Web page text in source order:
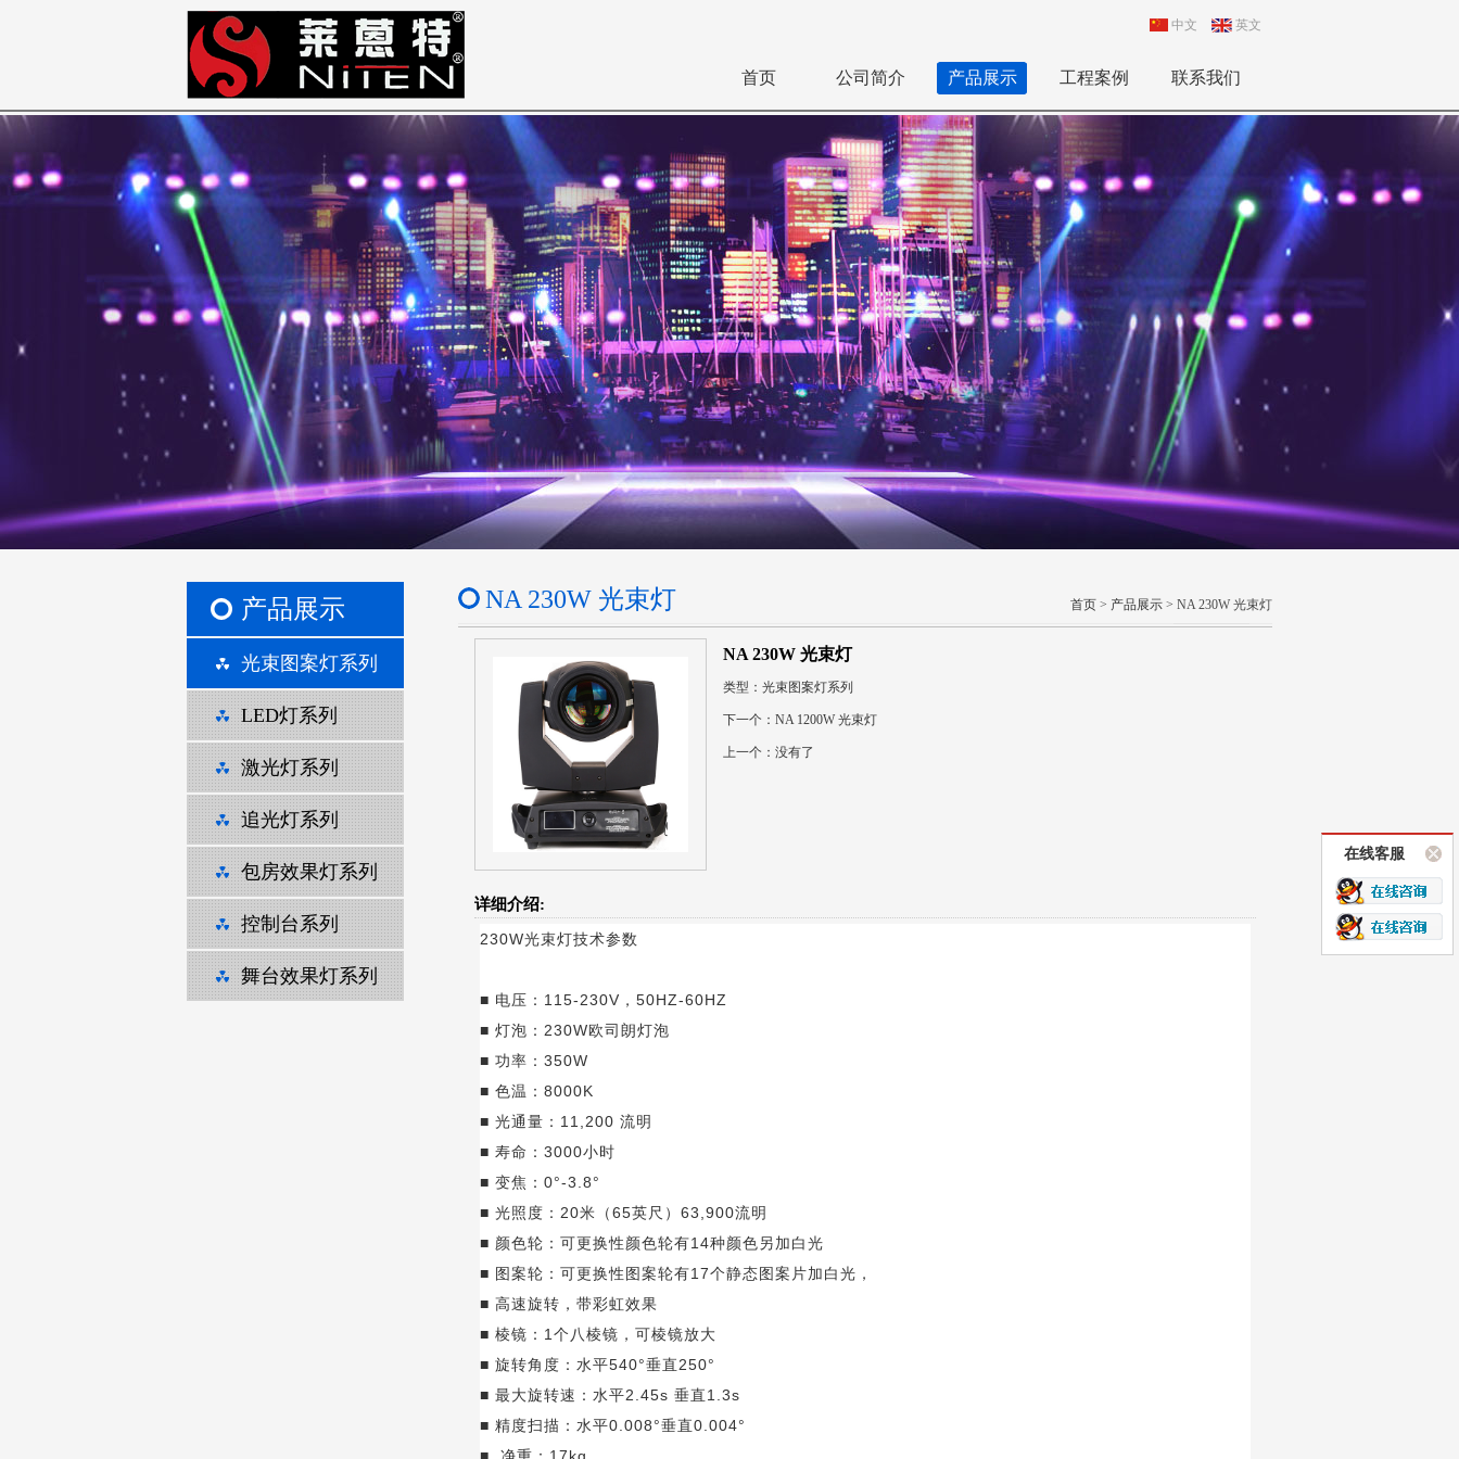
中文 英文
首页 公司简介 产品展示 工程案例 联系我们
在线客服
产品展示
光束图案灯系列
LED灯系列
激光灯系列
追光灯系列
包房效果灯系列
控制台系列
舞台效果灯系列
NA 230W 光束灯 首页 > 产品展示 > NA 230W 光束灯
NA 230W 光束灯
类型： 光束图案灯系列
下一个：NA 1200W 光束灯
上一个：没有了
详细介绍:
230W光束灯技术参数
■ 电压：115-230V，50HZ-60HZ
■ 灯泡：230W欧司朗灯泡
■ 功率：350W
■ 色温：8000K
■ 光通量：11,200 流明
■ 寿命：3000小时
■ 变焦：0°-3.8°
■ 光照度：20米（65英尺）63,900流明
■ 颜色轮：可更换性颜色轮有14种颜色另加白光
■ 图案轮：可更换性图案轮有17个静态图案片加白光，
■ 高速旋转，带彩虹效果
■ 棱镜：1个八棱镜，可棱镜放大
■ 旋转角度：水平540°垂直250°
■ 最大旋转速：水平2.45s 垂直1.3s
■ 精度扫描：水平0.008°垂直0.004°